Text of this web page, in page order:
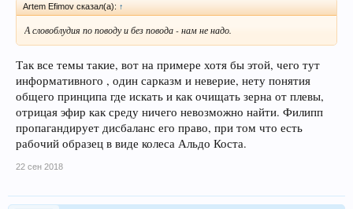
Artem Efimov сказал(а): ↑
А словоблудия по поводу и без повода - нам не надо.
Так все темы такие, вот на примере хотя бы этой, чего тут
информативного , один сарказм и неверие, нету понятия
общего принципа где искать и как очищать зерна от плевы,
отрицая эфир как среду ничего невозможно найти. Филипп
пропагандирует дисбаланс его право, при том что есть
рабочий образец в виде колеса Альдо Коста.
22 сен 2018